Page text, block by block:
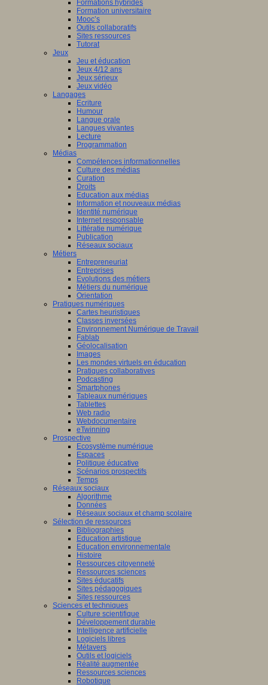
Formations hybrides
Formation universitaire
Mooc’s
Outils collaboratifs
Sites ressources
Tutorat
Jeux
Jeu et éducation
Jeux 4/12 ans
Jeux sérieux
Jeux vidéo
Langages
Ecriture
Humour
Langue orale
Langues vivantes
Lecture
Programmation
Médias
Compétences informationnelles
Culture des médias
Curation
Droits
Education aux médias
Information et nouveaux médias
Identité numérique
Internet responsable
Littératie numérique
Publication
Réseaux sociaux
Métiers
Entrepreneuriat
Entreprises
Evolutions des métiers
Métiers du numérique
Orientation
Pratiques numériques
Cartes heuristiques
Classes inversées
Environnement Numérique de Travail
Fablab
Géolocalisation
Images
Les mondes virtuels en éducation
Pratiques collaboratives
Podcasting
Smartphones
Tableaux numériques
Tablettes
Web radio
Webdocumentaire
eTwinning
Prospective
Ecosystème numérique
Espaces
Politique éducative
Scénarios prospectifs
Temps
Réseaux sociaux
Algorithme
Données
Réseaux sociaux et champ scolaire
Sélection de ressources
Bibliographies
Education artistique
Education environnementale
Histoire
Ressources citoyenneté
Ressources sciences
Sites éducatifs
Sites pédagogiques
Sites ressources
Sciences et techniques
Culture scientifique
Développement durable
Intelligence artificielle
Logiciels libres
Métavers
Outils et logiciels
Réalité augmentée
Ressources sciences
Robotique